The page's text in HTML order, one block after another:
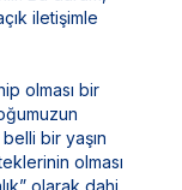
iletişimle
olması bir
bir yaşın
olması
olarak dahi